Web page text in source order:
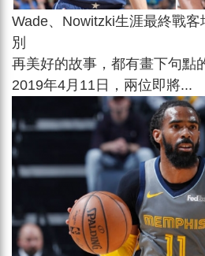
Wade、Nowitzki生涯最終戰
別
再美好的故事，都有畫下句點
2019年4月11日，兩位即將...